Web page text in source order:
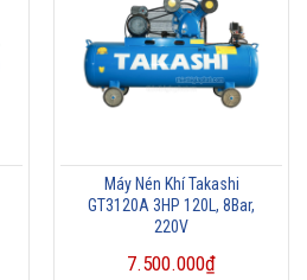
Máy Nén Khí Takashi
GT3120A 3HP 120L, 8Bar,
220V
7.500.000₫